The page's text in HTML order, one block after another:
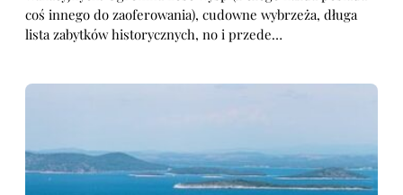
coś innego do zaoferowania), cudowne wybrzeża, długa
lista zabytków historycznych, no i przede…